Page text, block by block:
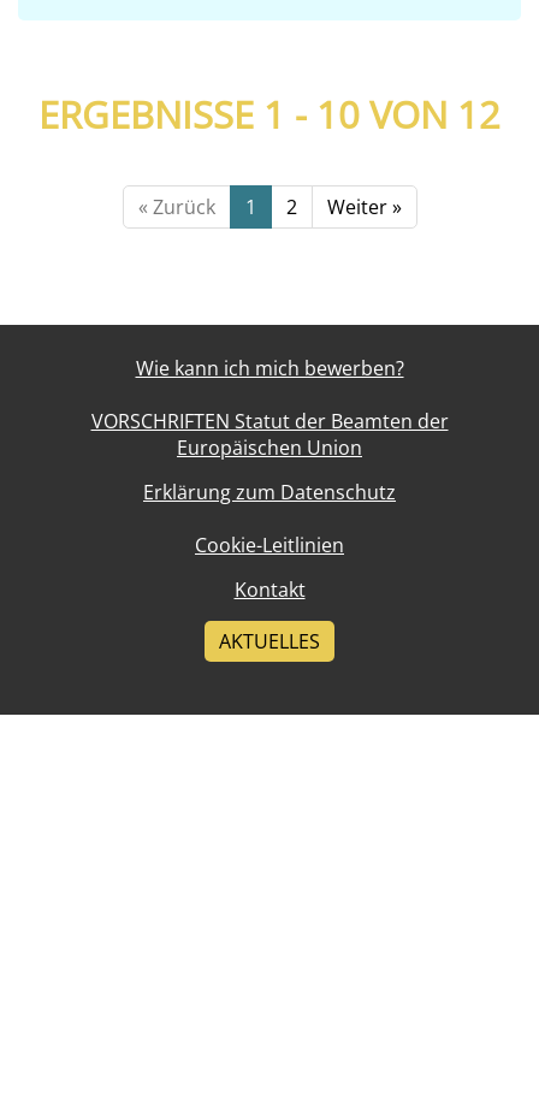
ERGEBNISSE 1 - 10 VON 12
« Zurück 1 2 Weiter »
Wie kann ich mich bewerben?
VORSCHRIFTEN Statut der Beamten der
Europäischen Union
Erklärung zum Datenschutz
Cookie-Leitlinien
Kontakt
AKTUELLES